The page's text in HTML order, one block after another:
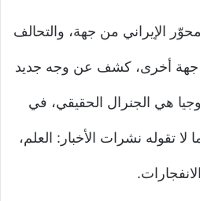
الإيراني من جهة، والتحالف
جهة أخرى، كشف عن وجه جديد
هي الجنرال الحقيقي، في
تقوله نشرات الأخبار: العلم،